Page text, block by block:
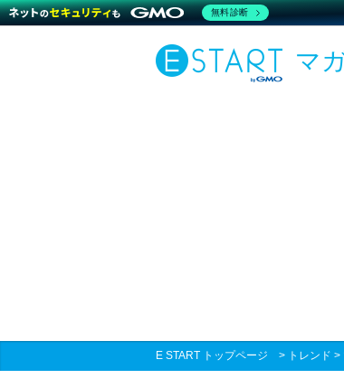
マ
E START トップページ > トレンド >
無料診断